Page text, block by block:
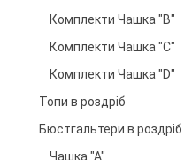
Комплекти Чашка "B"
Комплекти Чашка "C"
Комплекти Чашка "D"
Топи в роздріб
Бюстгальтери в роздріб
Чашка "А"